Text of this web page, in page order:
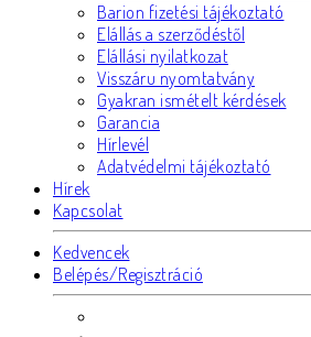
Barion fizetési tájékoztató
Elállás a szerződéstől
Elállási nyilatkozat
Visszáru nyomtatvány
Gyakran ismételt kérdések
Garancia
Hírlevél
Adatvédelmi tájékoztató
Hírek
Kapcsolat
Kedvencek
Belépés/Regisztráció